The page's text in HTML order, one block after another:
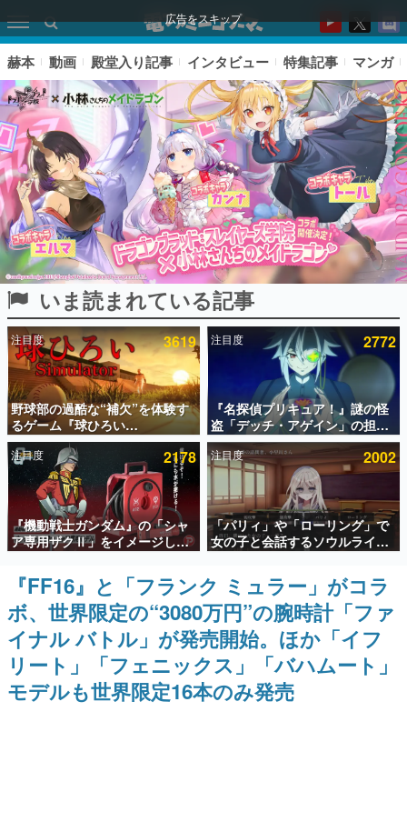
広告をスキップ
ピックアップ
電ファミのいま読まれている記事ランキング
アプリセール情報
インタビュー
連載・特集一覧
殿堂入り記事
SNS拡散数が数千以上！ ページビュー数万以上！ などな
ど。多くの人々に読まれた、電ファミ渾身の“殿堂入り”記
事をまとめました。
ゲームの企画書
名作ゲームクリエイターの方々に製作時のエピソードをお
聞きし、ヒットする企画（ゲーム）とは何か？を探ってい
きます。
赫本
この物語を解いてはいけない。『赫本』は、〈試験問題〉
の形をした短編ホラー小説集です。
赫本 動画 殿堂入り記事 インタビュー 特集記事 マンガ
いま読まれている記事
注目度 3619
野球部の過酷な“補欠”を体験す
るゲーム『球ひろい
Simulator』が「1件」のウィッ
シュリストをもとにチェコ語に
対応しSNSで話題に。『キング
ダム・カム』開発元やチェコの
プロ野球選手から称賛の声
注目度 2772
『名探偵プリキュア！』謎の怪
盗「デッチ・アゲイン」の担当
キャストは天﨑滉平さんと判
明。『Re:ゼロから始める異世
界生活』オットー役、『ヒプノ
シスマイク』山田三郎役など
注目度 2178
『機動戦士ガンダム』の「シャ
ア専用ザクⅡ」をイメージした
散水ホースリールが予約開始。
本体にはシャアのパーソナルマ
ークやジオン公国軍のエンブレ
ム、型式番号などを配置
注目度 2002
「パリィ」や「ローリング」で
女の子と会話するソウルライク
恋愛ゲーム『小早川さんはソウ
ルライク』無料公開。返事に失
敗すると「YOU DIED」
『FF16』と「フランク ミュラー」がコラ
ボ、世界限定の“3080万円”の腕時計「ファ
イナル バトル」が発売開始。ほか「イフ
リート」「フェニックス」「バハムート」
モデルも世界限定16本のみ発売